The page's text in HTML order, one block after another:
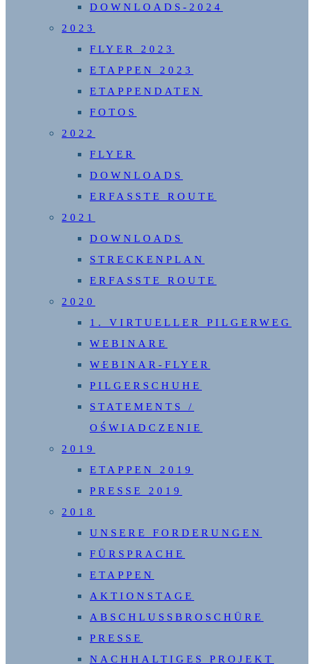
DOWNLOADS-2024
2023
FLYER 2023
ETAPPEN 2023
ETAPPENDATEN
FOTOS
2022
FLYER
DOWNLOADS
ERFASSTE ROUTE
2021
DOWNLOADS
STRECKENPLAN
ERFASSTE ROUTE
2020
1. VIRTUELLER PILGERWEG
WEBINARE
WEBINAR-FLYER
PILGERSCHUHE
STATEMENTS /
OŚWIADCZENIE
2019
ETAPPEN 2019
PRESSE 2019
2018
UNSERE FORDERUNGEN
FÜRSPRACHE
ETAPPEN
AKTIONSTAGE
ABSCHLUSSBROSCHÜRE
PRESSE
NACHHALTIGES PROJEKT